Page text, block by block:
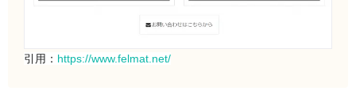
引用： https://www.felmat.net/